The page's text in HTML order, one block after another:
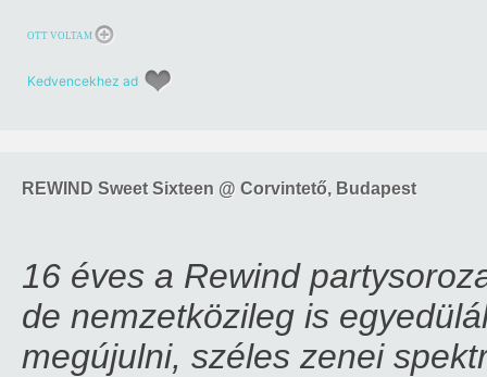
OTT VOLTAM
Kedvencekhez ad
REWIND Sweet Sixteen @ Corvintető, Budapest
16 éves a Rewind
de nemzetközileg is
megújulni, széles zenei